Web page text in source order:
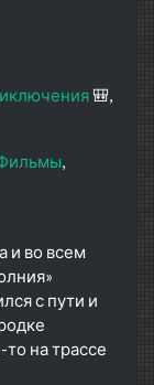
🎒
и во всем
с пути и
на трассе